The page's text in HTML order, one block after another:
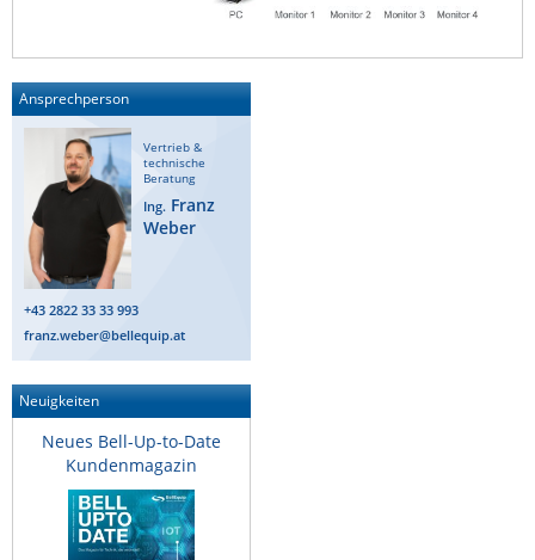
News zu unseren Herstellern
Ansprechperson
Vertrieb &
technische
Beratung
Ing. Franz
Weber
+43 2822 33 33 993
franz.weber@bellequip.at
Neuigkeiten
Neues Bell-Up-to-Date
Kundenmagazin